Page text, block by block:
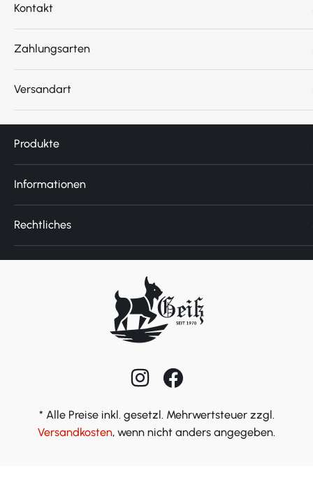
Kontakt
Zahlungsarten
Versandart
Produkte
Informationen
Rechtliches
* Alle Preise inkl. gesetzl. Mehrwertsteuer zzgl.
Versandkosten, wenn nicht anders angegeben.